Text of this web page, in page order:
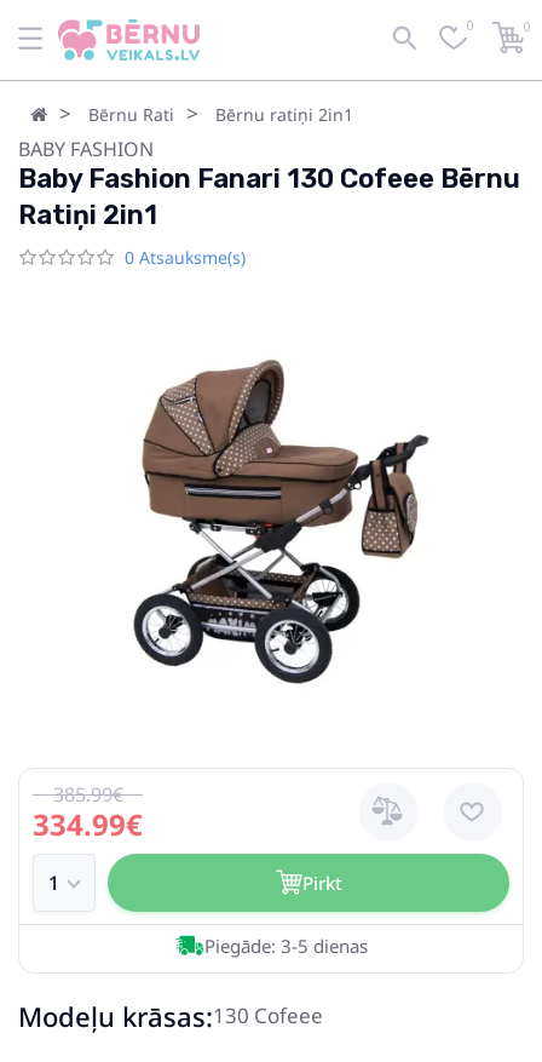
0 0
Bērnu Rati Bērnu ratiņi 2in1
BABY FASHION
Baby Fashion Fanari 130 Cofeee Bērnu
Ratiņi 2in1
0 Atsauksme(s)
334.99€
385.99€
Pirkt
Piegāde: 3-5 dienas
Modeļu krāsas:130 Cofeee